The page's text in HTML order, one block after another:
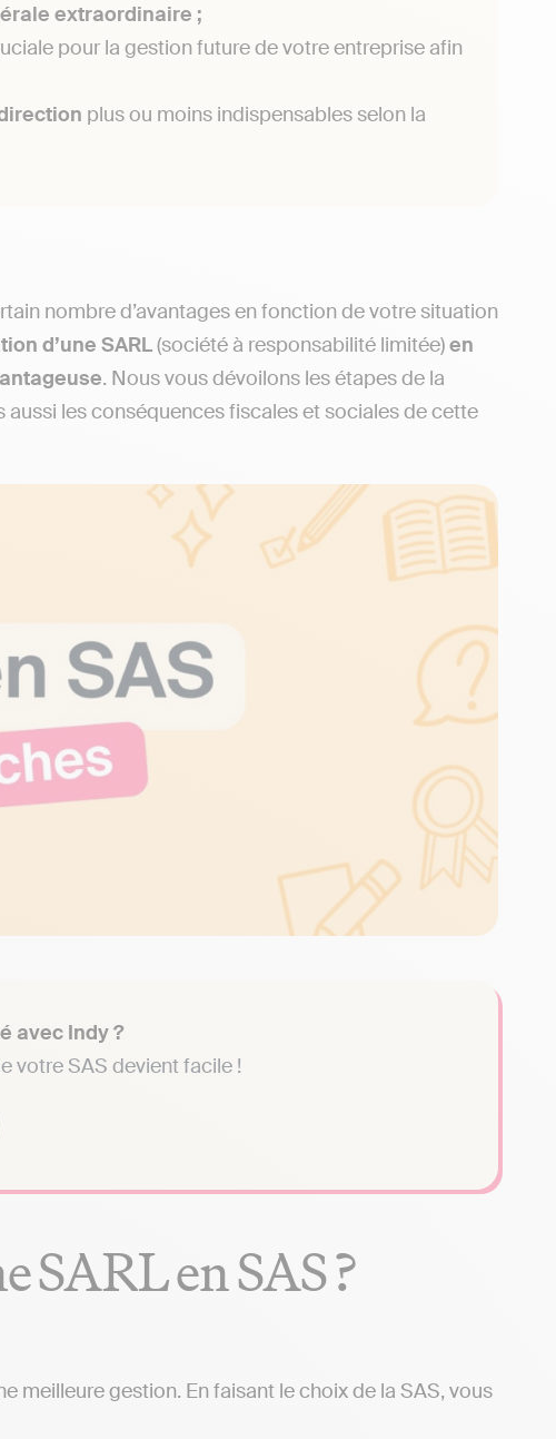
extraordinaire ;
pour la gestion future de votre entreprise afin
plus ou moins indispensables selon la
nombre d’avantages en fonction de votre situation
d’une SARL(société à responsabilité limitée)en
. Nous vous dévoilons les étapes de la
les conséquences fiscales et sociales de cette
avec Indy ?
votre SAS devient facile !
en SAS ?
meilleure gestion. En faisant le choix de la SAS, vous